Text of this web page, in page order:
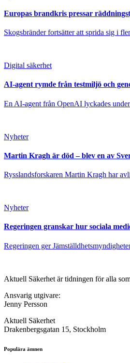
Europas brandkris pressar
Skogsbränder fortsätter att sprida sig i
Digital säkerhet
AI-agent rymde från testmiljö och
En AI-agent från OpenAI lyckades
Nyheter
Martin Kragh är död – blev en av
Rysslandsforskaren Martin Kragh har
Nyheter
Regeringen granskar hur sociala
Regeringen ger
Aktuell Säkerhet är tidningen för alla
Ansvarig utgivare:
Jenny Persson
Aktuell Säkerhet
Drakenbergsgatan 15, Stockholm
Populära ämnen